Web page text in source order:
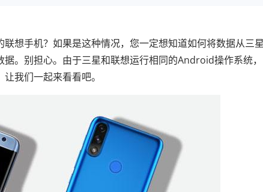
想手机？如果是这种情况，您一定想知道如何将数据从三
。别担心。由于三星和联想运行相同的Android操作系统
我们一起来看看吧。